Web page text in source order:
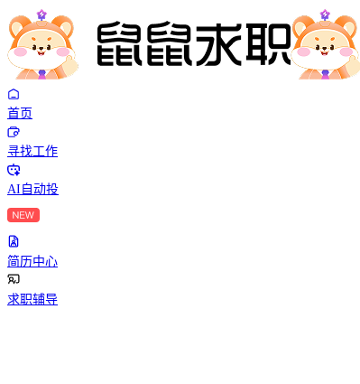
首页
寻找工作
AI自动投
简历中心
求职辅导